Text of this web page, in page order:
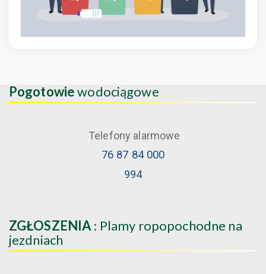
Pogotowiewodociągowe
Telefony alarmowe
76 87 84 000
994
ZGŁOSZENIA : Plamy ropopochodne na
jezdniach